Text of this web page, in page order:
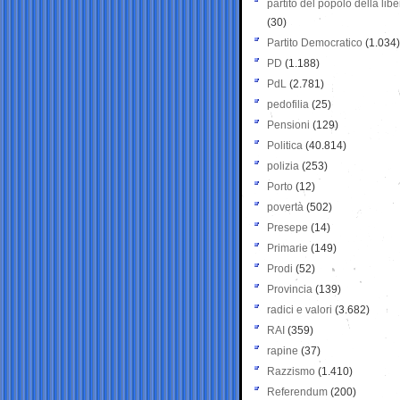
partito del popolo della
(30)
Partito Democratico (1.034)
PD (1.188)
PdL (2.781)
pedofilia (25)
Pensioni (129)
Politica (40.814)
polizia (253)
Porto (12)
povertà (502)
Presepe (14)
Primarie (149)
Prodi (52)
Provincia (139)
radici e valori (3.682)
RAI (359)
rapine (37)
Razzismo (1.410)
Referendum (200)